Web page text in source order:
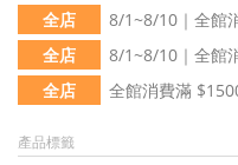
全店
8/1~8/10｜全館
全店
8/1~8/10｜全館
全店
全館消費滿
產品標籤